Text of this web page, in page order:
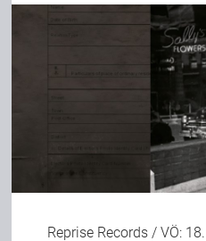
Rezensionen
Reprise Records / VÖ: